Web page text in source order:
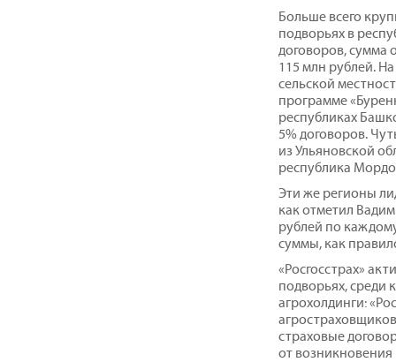
Больше всего
подворьях в
договоров, сумма
115 млн рублей.
сельской
программе
республиках
5% договоров.
из Ульяновской
республика
Эти же регионы
как отметил
рублей по
суммы, как
«Росгосстрах»
подворьях, среди
агрохолдинги:
страховые
от